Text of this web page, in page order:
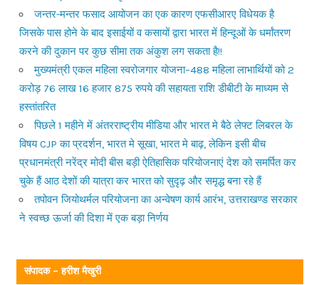
जन्तर-मन्तर फसाद आयोजन का एक कारण एफसीआरए विधेयक है
जिसके पास होने के बाद इसाईयों व कसायों द्वारा भारत में हिन्दूओं के धर्मांतरण
करने की दुकान पर कुछ सीमा तक अंकुश लग सकता है!!
मुख्यमंत्री एकल महिला स्वरोजगार योजना–488 महिला लाभार्थियों को 2
करोड़ 76 लाख 16 हजार 875 रुपये की सहायता राशि डीबीटी के माध्यम से
हस्तांतरित
पिछले 1 महीने में अंतरराष्ट्रीय मीडिया और भारत मे बैठे लेफ्ट लिबरल के
विषय CJP का प्रदर्शन, भारत मे सूखा, भारत मे बाढ़, लेकिन इसी बीच
प्रधानमंत्री नरेंद्र मोदी बीस बड़ी ऐतिहासिक परियोजनाएं देश को समर्पित कर
चुके हैं आठ देशों की यात्रा कर भारत को सुदृढ़ और समृद्ध बना रहे हैं
तपोवन जियोथर्मल परियोजना का अन्वेषण कार्य आरंभ, उत्तराखण्ड सरकार
ने स्वच्छ ऊर्जा की दिशा में एक बड़ा निर्णय
संपादक – हरीश मैखुरी